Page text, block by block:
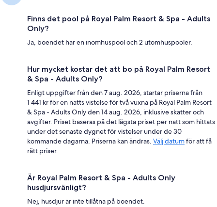
Finns det pool på Royal Palm Resort & Spa - Adults
Only?
Ja, boendet har en inomhuspool och 2 utomhuspooler.
Hur mycket kostar det att bo på Royal Palm Resort
& Spa - Adults Only?
Enligt uppgifter från den 7 aug. 2026, startar priserna från
1 441 kr för en natts vistelse för två vuxna på Royal Palm Resort
& Spa - Adults Only den 14 aug. 2026, inklusive skatter och
avgifter. Priset baseras på det lägsta priset per natt som hittats
under det senaste dygnet för vistelser under de 30
kommande dagarna. Priserna kan ändras. Välj datumför att få
rätt priser.
Är Royal Palm Resort & Spa - Adults Only
husdjursvänligt?
Nej, husdjur är inte tillåtna på boendet.